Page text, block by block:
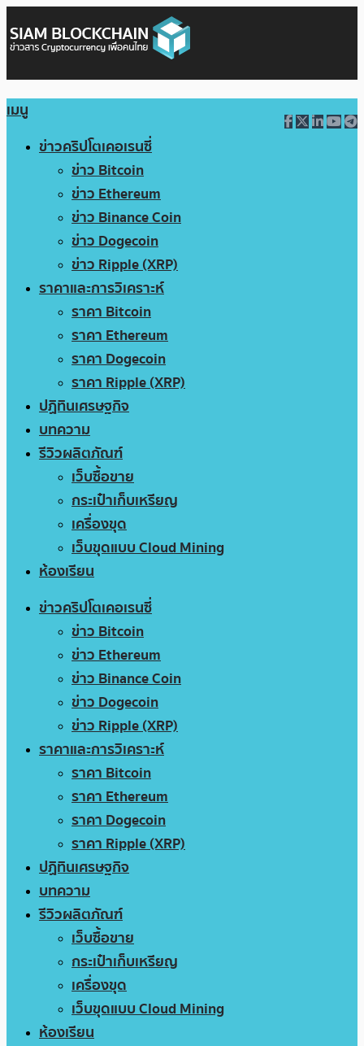
เมนู
ข่าวคริปโตเคอเรนซี่
ข่าว Bitcoin
ข่าว Ethereum
ข่าว Binance Coin
ข่าว Dogecoin
ข่าว Ripple (XRP)
ราคาและการวิเคราะห์
ราคา Bitcoin
ราคา Ethereum
ราคา Dogecoin
ราคา Ripple (XRP)
ปฏิทินเศรษฐกิจ
บทความ
รีวิวผลิตภัณฑ์
เว็บซื้อขาย
กระเป๋าเก็บเหรียญ
เครื่องขุด
เว็บขุดแบบ Cloud Mining
ห้องเรียน
ข่าวคริปโตเคอเรนซี่
ข่าว Bitcoin
ข่าว Ethereum
ข่าว Binance Coin
ข่าว Dogecoin
ข่าว Ripple (XRP)
ราคาและการวิเคราะห์
ราคา Bitcoin
ราคา Ethereum
ราคา Dogecoin
ราคา Ripple (XRP)
ปฏิทินเศรษฐกิจ
บทความ
รีวิวผลิตภัณฑ์
เว็บซื้อขาย
กระเป๋าเก็บเหรียญ
เครื่องขุด
เว็บขุดแบบ Cloud Mining
ห้องเรียน